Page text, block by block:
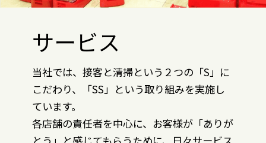
サービス
当社では、接客と清掃という２つの「S」に
こだわり、「SS」という取り組みを実施し
ています。
各店舗の責任者を中心に、お客様が「ありが